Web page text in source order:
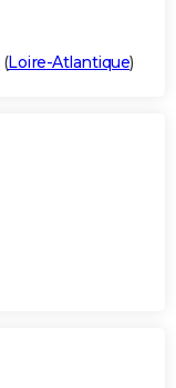
(Loire-Atlantique)